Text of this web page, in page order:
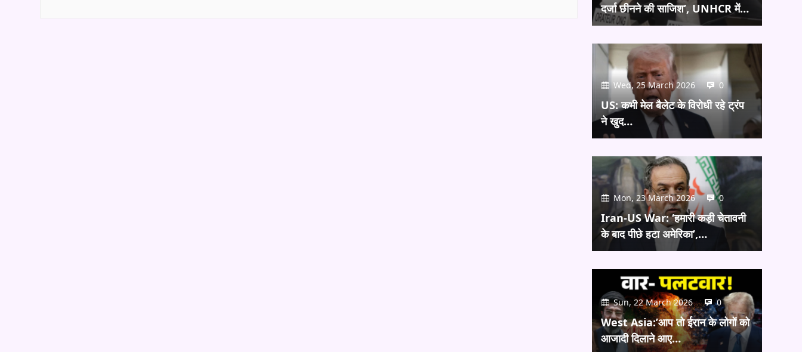
दर्जा छीनने की साजिश’, UNHCR में…
Wed, 25 March 2026 0
US: कभी मेल बैलेट के विरोधी रहे ट्रंप
ने खुद…
Mon, 23 March 2026 0
Iran-US War: ‘हमारी कड़ी चेतावनी
के बाद पीछे हटा अमेरिका’,…
Sun, 22 March 2026 0
West Asia:’आप तो ईरान के लोगों को
आजादी दिलाने आए…